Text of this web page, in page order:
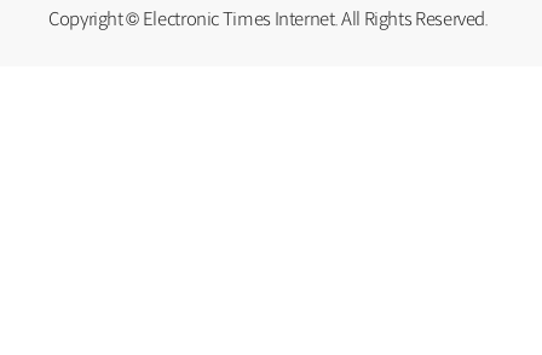
Copyright © Electronic Times Internet. All Rights Reserved.